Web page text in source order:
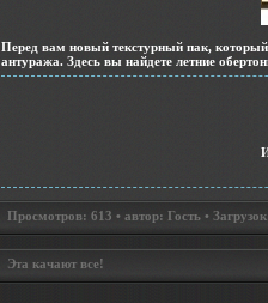
Перед вам новый текстурный пак, который
антуража. Здесь вы найдете летние
Просмотров: 613 • автор: Гость •
Эта качают все!